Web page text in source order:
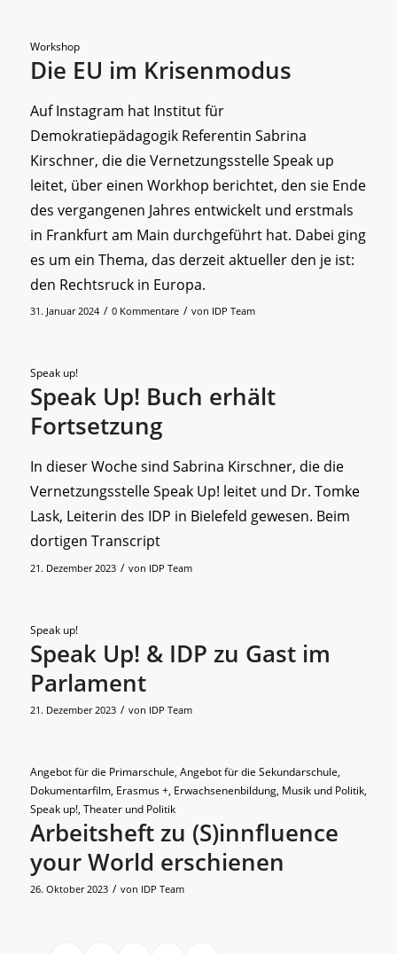
Workshop
Die EU im Krisenmodus
Auf Instagram hat Institut für
Demokratiepädagogik Referentin Sabrina
Kirschner, die die Vernetzungsstelle Speak up
leitet, über einen Workhop berichtet, den sie Ende
des vergangenen Jahres entwickelt und erstmals
in Frankfurt am Main durchgeführt hat. Dabei ging
es um ein Thema, das derzeit aktueller den je ist:
den Rechtsruck in Europa.
31. Januar 2024 / 0 Kommentare / von IDP Team
Speak up!
Speak Up! Buch erhält
Fortsetzung
In dieser Woche sind Sabrina Kirschner, die die
Vernetzungsstelle Speak Up! leitet und Dr. Tomke
Lask, Leiterin des IDP in Bielefeld gewesen. Beim
dortigen Transcript
21. Dezember 2023 / von IDP Team
Speak up!
Speak Up! & IDP zu Gast im
Parlament
21. Dezember 2023 / von IDP Team
Angebot für die Primarschule Angebot für die Sekundarschule
Dokumentarfilm, Erasmus +, Erwachsenenbildung, Musik und Politik,
Speak up!, Theater und Politik
Arbeitsheft zu (S)innfluence
your World erschienen
26. Oktober 2023 / von IDP Team